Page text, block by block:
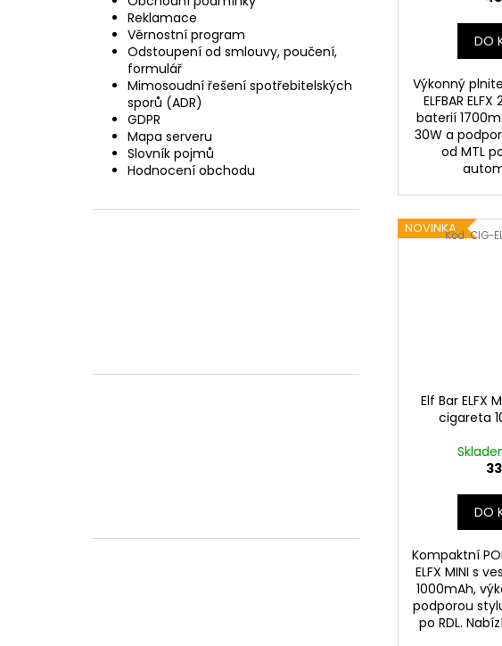
Reklamace
Věrnostní program
Odstoupení od smlouvy, poučení,
formulář
Mimosoudní řešení spotřebitelských
sporů (ADR)
GDPR
Mapa serveru
Slovník pojmů
Hodnocení obchodu
DO
Výkonný
ELFBAR
baterií
30W a
od MTL
NOVINKA
Elf Bar ELFX
cigareta
DO
Kompaktní
ELFX MINI s
1000mAh,
podporou
po RDL.
Kód:CIG-